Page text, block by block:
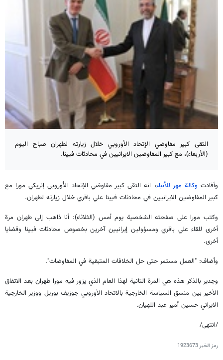
التقى كبير مفاوضي الإتحاد الأوروبي خلال زيارته لطهران صباح اليوم
(الأربعاء)، مع كبير المفاوضين الايرانيين في محادثات فيينا.
وأفادت وكالة مهر للأنباء، انه التقى كبير مفاوضي الإتحاد الأوروبي إنريكي مورا مع
كبير المفاوضين الايرانيين في محادثات فيينا علي باقري خلال زيارته لطهران.
وكتب مورا على صفحته الشخصية يوم أمس (الثلاثاء): أنا ذاهب إلى طهران مرة
أخرى للقاء علي باقري ومسؤولين إيرانيين آخرين بخصوص محادثات فيينا وقضايا
أخرى.
وأضاف: "العمل مستمر حتى حل الخلافات المتبقية في المفاوضات".
وجدير بالذكر هذه هي المرة الثانية لهذا العام الذي يزور فيه مورا طهران بعد الاتفاق
الأخير بين منسق السياسة الخارجية بالاتحاد الأوروبي جوزيف بوريل ووزير الخارجية
الايراني حسين أمير عبد اللهيان.
/انتهى/
رمز الخبر1923673